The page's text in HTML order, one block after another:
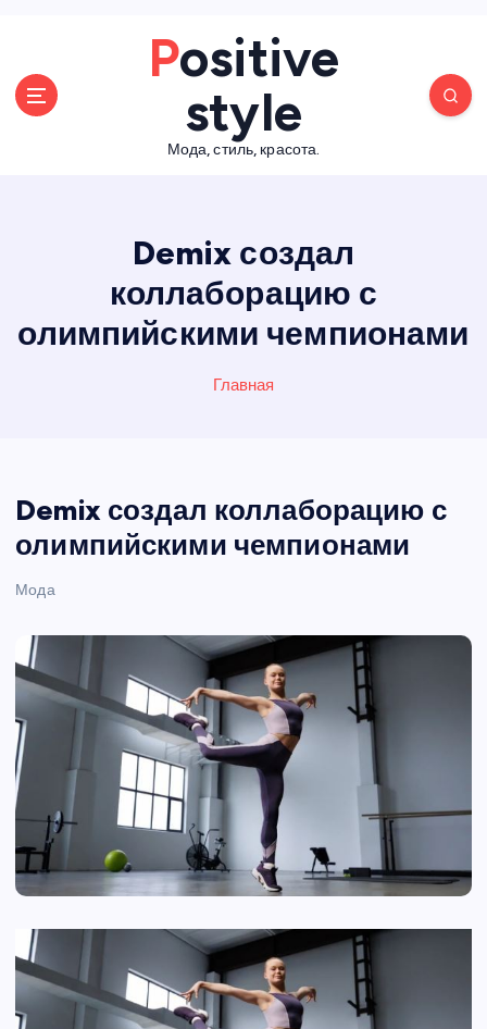
Positive
style
Мода, стиль, красота.
Demix создал
коллаборацию с
олимпийскими чемпионами
Главная
Demix создал коллаборацию с
олимпийскими чемпионами
Мода